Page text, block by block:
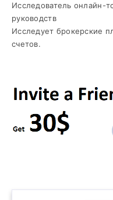
Исследователь онлайн-
руководств
Исследует брокерские
счетов.